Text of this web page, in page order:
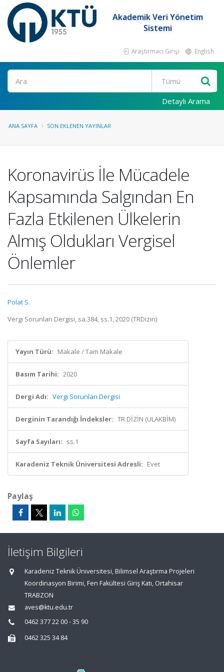
Akademik Veri Yönetim
Sistemi
Araştırmacı Girişi English
Ara
Detaylı Arama
ANA SAYFA SON EKLENEN YAYINLAR
Koronavirüs İle Mücadele
Kapsamında Salgından En
Fazla Etkilenen Ülkelerin
Almış Oldukları Vergisel
Önlemler
Polat S.
Vergi Sorunları Dergisi, sa.384, ss.1, 2020 (TRDizin)
Yayın Türü: Makale / Tam Makale
Basım Tarihi: 2020
Dergi Adı: Vergi Sorunları Dergisi
Derginin Tarandığı İndeksler: TR DİZİN (ULAKBİM)
Sayfa Sayıları: ss.1
Karadeniz Teknik Üniversitesi Adresli: Evet
Paylaş
İletişim Bilgileri
Karadeniz Teknik Üniversitesi, Bilimsel Araştırma Projeleri
Koordinasyon Birimi, Fen Fakültesi Giriş Katı, Ortahisar
TRABZON
aves@ktu.edu.tr
0462 377 22 00 - 35 90
0462 325 34 84